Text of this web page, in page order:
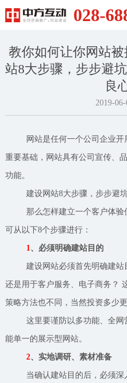
028-
教你如何让你网站
站8大步骤，步步避
良
2019-
网站是任何一个公司企业
重要基础，网站具有公司宣传、
功能。
建设网站8大步骤，步步避
那么怎样建立一个客户体
可从以下8个步骤进行：
1 、必须明确建站目的
建设网站必须首先明确建站
还是用于客户服务、电子商务？
策略方法也不同，当然投资多少
这里要谨防以多功能、全
能单一的展示型网站。
2、实地调研、素材准备
当确认建站目的后，必须